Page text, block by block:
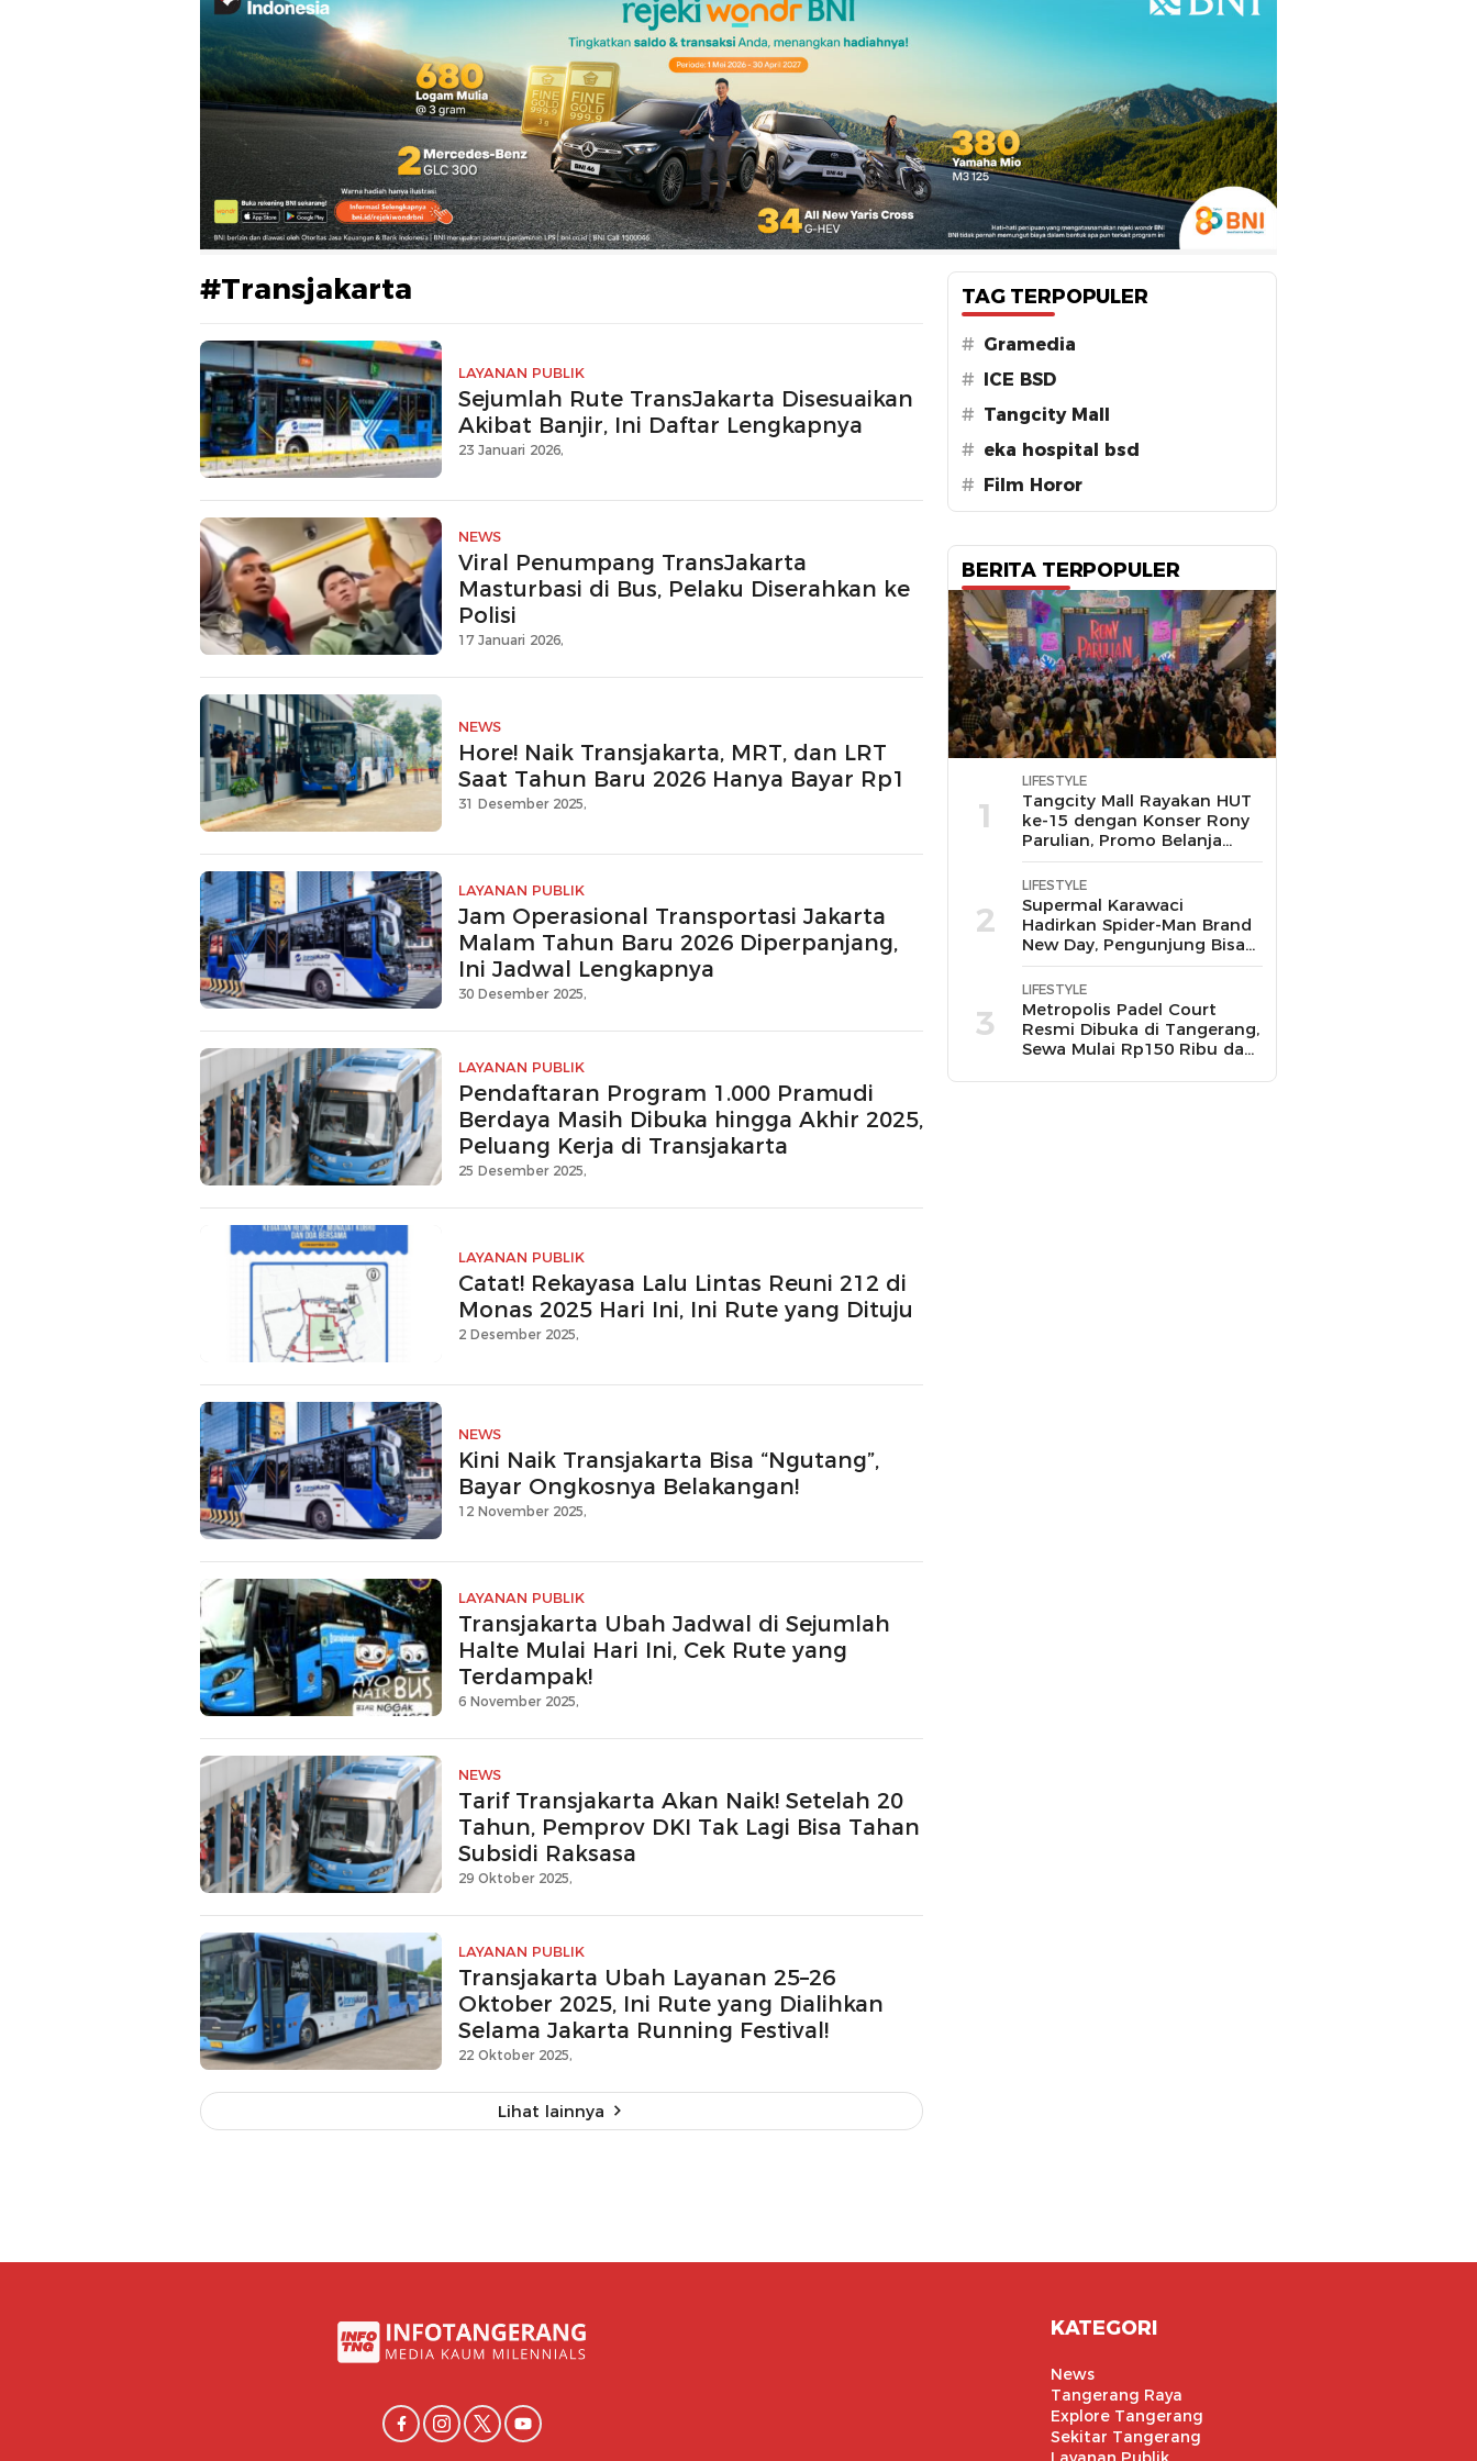
#Transjakarta
LAYANAN PUBLIK
Sejumlah Rute TransJakarta Disesuaikan
Akibat Banjir, Ini Daftar Lengkapnya
23 Januari 2026,
NEWS
Viral Penumpang TransJakarta
Masturbasi di Bus, Pelaku Diserahkan ke
Polisi
17 Januari 2026,
NEWS
Hore! Naik Transjakarta, MRT, dan LRT
Saat Tahun Baru 2026 Hanya Bayar Rp1
31 Desember 2025,
LAYANAN PUBLIK
Jam Operasional Transportasi Jakarta
Malam Tahun Baru 2026 Diperpanjang,
Ini Jadwal Lengkapnya
30 Desember 2025,
LAYANAN PUBLIK
Pendaftaran Program 1.000 Pramudi
Berdaya Masih Dibuka hingga Akhir 2025,
Peluang Kerja di Transjakarta
25 Desember 2025,
LAYANAN PUBLIK
Catat! Rekayasa Lalu Lintas Reuni 212 di
Monas 2025 Hari Ini, Ini Rute yang Dituju
2 Desember 2025,
NEWS
Kini Naik Transjakarta Bisa “Ngutang”,
Bayar Ongkosnya Belakangan!
12 November 2025,
LAYANAN PUBLIK
Transjakarta Ubah Jadwal di Sejumlah
Halte Mulai Hari Ini, Cek Rute yang
Terdampak!
6 November 2025,
NEWS
Tarif Transjakarta Akan Naik! Setelah 20
Tahun, Pemprov DKI Tak Lagi Bisa Tahan
Subsidi Raksasa
29 Oktober 2025,
LAYANAN PUBLIK
Transjakarta Ubah Layanan 25–26
Oktober 2025, Ini Rute yang Dialihkan
Selama Jakarta Running Festival!
22 Oktober 2025,
Lihat lainnya
TAG TERPOPULER
# Gramedia
# ICE BSD
# Tangcity Mall
# eka hospital bsd
# Film Horor
BERITA TERPOPULER
1
LIFESTYLE
Tangcity Mall Rayakan HUT
ke-15 dengan Konser Rony
Parulian, Promo Belanja
hingga Festival Komunitas
2
LIFESTYLE
Supermal Karawaci
Hadirkan Spider-Man Brand
New Day, Pengunjung Bisa
Main, Bertemu Spider-Man
Langsung
3
LIFESTYLE
Metropolis Padel Court
Resmi Dibuka di Tangerang,
Sewa Mulai Rp150 Ribu dan
Padel
KATEGORI
News
Tangerang Raya
Explore Tangerang
Sekitar Tangerang